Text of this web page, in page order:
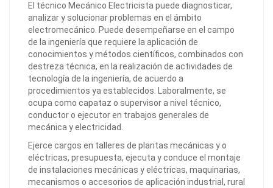
El técnico Mecánico Electricista puede diagnosticar,
analizar y solucionar problemas en el ámbito
electromecánico. Puede desempeñarse en el campo
de la ingeniería que requiere la aplicación de
conocimientos y métodos científicos, combinados con
destreza técnica, en la realización de actividades de
tecnología de la ingeniería, de acuerdo a
procedimientos ya establecidos. Laboralmente, se
ocupa como capataz o supervisor a nivel técnico,
conductor o ejecutor en trabajos generales de
mecánica y electricidad.
Ejerce cargos en talleres de plantas mecánicas y o
eléctricas, presupuesta, ejecuta y conduce el montaje
de instalaciones mecánicas y eléctricas, maquinarias,
mecanismos o accesorios de aplicación industrial, rural